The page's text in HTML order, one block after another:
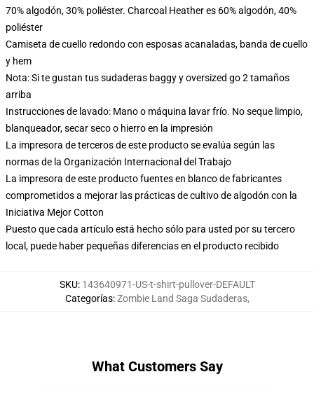
70% algodón, 30% poliéster. Charcoal Heather es 60% algodón, 40%
poliéster
Camiseta de cuello redondo con esposas acanaladas, banda de cuello
y hem
Nota: Si te gustan tus sudaderas baggy y oversized go 2 tamaños
arriba
Instrucciones de lavado: Mano o máquina lavar frío. No seque limpio,
blanqueador, secar seco o hierro en la impresión
La impresora de terceros de este producto se evalúa según las
normas de la Organización Internacional del Trabajo
La impresora de este producto fuentes en blanco de fabricantes
comprometidos a mejorar las prácticas de cultivo de algodón con la
Iniciativa Mejor Cotton
Puesto que cada artículo está hecho sólo para usted por su tercero
local, puede haber pequeñas diferencias en el producto recibido
SKU: 143640971-US-t-shirt-pullover-DEFAULT
Categorías:Zombie Land Saga Sudaderas,
What Customers Say